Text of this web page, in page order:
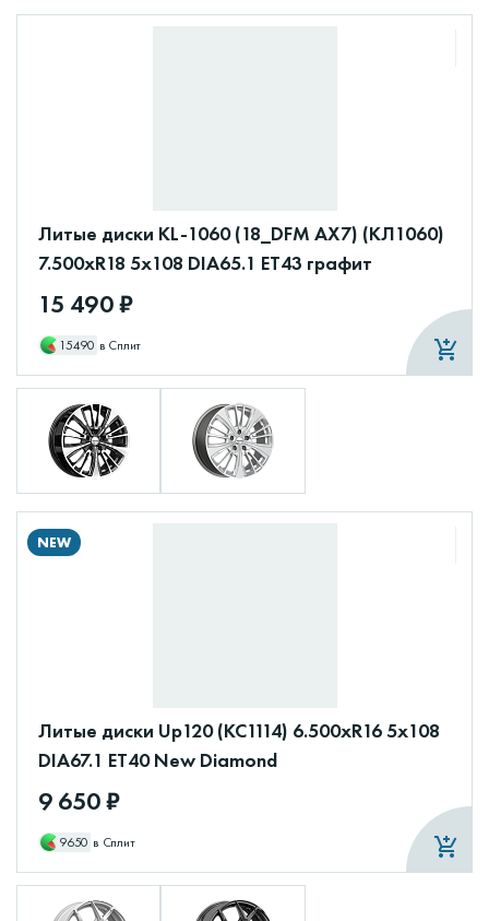
Литые диски KL-1060 (18_DFM AX7) (КЛ1060)
7.500xR18 5x108 DIA65.1 ET43 графит
15 490 ₽
15490 в Сплит
NEW
Литые диски Up120 (КС1114) 6.500xR16 5x108
DIA67.1 ET40 New Diamond
9 650 ₽
9650 в Сплит